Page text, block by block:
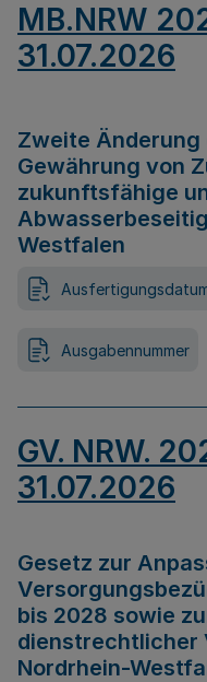
MB.NRW
31.07.2026
Zweite Änderung
Gewährung von
zukunftsfähige
Westfalen
Ausgabennummer
GV. NRW.
31.07.2026
Gesetz zur
bis 2028 sowie
dienstrechtlicher
Nordrhein-